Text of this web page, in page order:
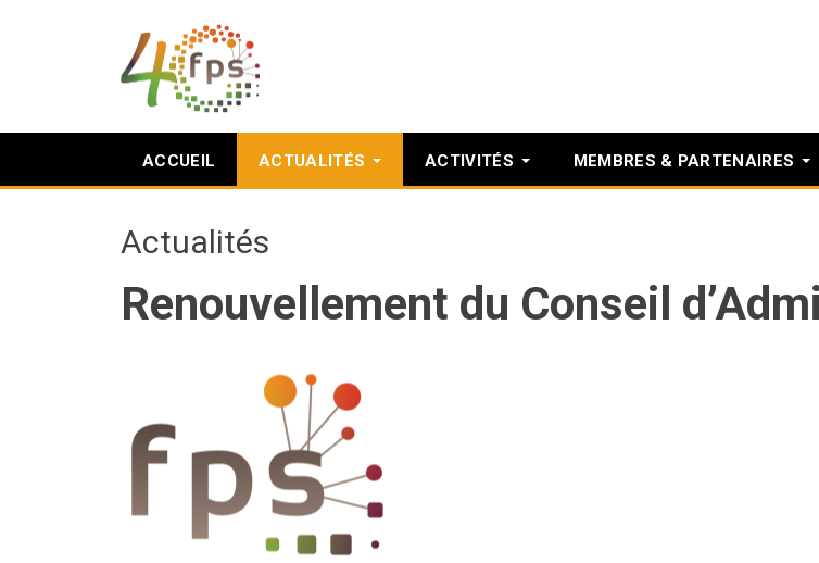
ACCUEIL ACTUALITÉS ACTIVITÉS MEMBRES & PARTENAIRES
Actualités
Renouvellement du Conseil